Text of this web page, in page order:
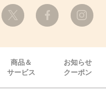
商品＆
サービス
お知らせ
クーポン